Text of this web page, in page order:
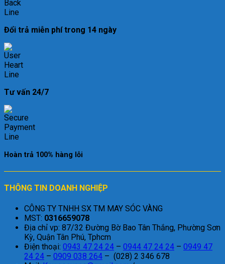
Đổi trả miễn phí trong 14 ngày
Tư vấn 24/7
Hoàn trả 100% hàng lỗi
THÔNG TIN DOANH NGHIỆP
CÔNG TY TNHH SX TM MAY SÓC VÀNG
MST: 0316659078
Địa chỉ vp: 87/32 Đường Bờ Bao Tân Thắng, Phường Sơn
Kỳ, Quận Tân Phú, Tphcm
Điện thoại: 0943 47 24 24 – 0944 47 24 24 – 0949 47
24 24 – 0909 038 264 – (028) 2 346 678